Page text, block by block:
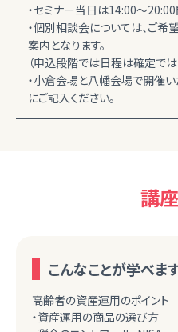
・セミナー当日は14:00～20:00
・個別相談会については、ご
案内となります。
（申込段階では日程は確定では
・小倉会場と八幡会場で開催
にご記入ください。
講
こんなことが学べま
高齢者の資産運用のポイント
・資産運用の商品の選び方